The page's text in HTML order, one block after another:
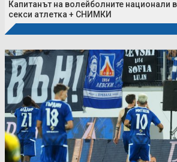
Капитанът на волейболните национали
секси атлетка + СНИМКИ